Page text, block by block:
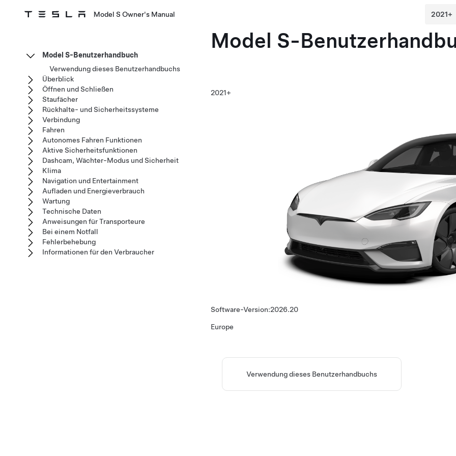
Model S Owner's Manual
Model S-
2021+
Software-Version:2026.20
Europe
Verwendung dieses Benutzerhandbuchs
Model S-Benutzerhandbuch
Verwendung dieses Benutzerhandbuchs
Überblick
Öffnen und Schließen
Staufächer
Rückhalte- und Sicherheitssysteme
Verbindung
Fahren
Autonomes Fahren Funktionen
Aktive Sicherheitsfunktionen
Dashcam, Wächter-Modus und Sicherheit
Klima
Navigation und Entertainment
Aufladen und Energieverbrauch
Wartung
Technische Daten
Anweisungen für Transporteure
Bei einem Notfall
Fehlerbehebung
Informationen für den Verbraucher